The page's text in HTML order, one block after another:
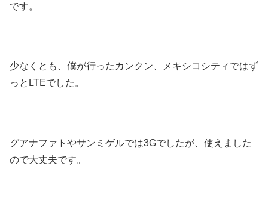
です。
少なくとも、僕が行ったカンクン、メキシコシティではず
っとLTEでした。
グアナファトやサンミゲルでは3Gでしたが、使えました
ので大丈夫です。